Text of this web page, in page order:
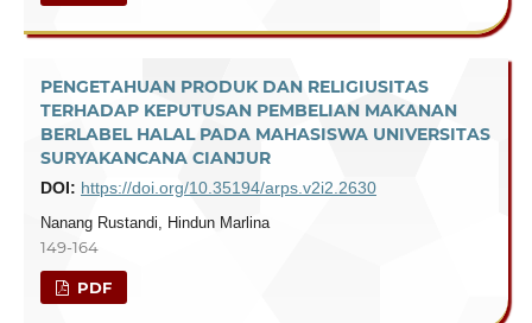
PENGETAHUAN PRODUK DAN RELIGIUSITAS
TERHADAP KEPUTUSAN PEMBELIAN MAKANAN
BERLABEL HALAL PADA MAHASISWA UNIVERSITAS
SURYAKANCANA CIANJUR
DOI: https://doi.org/10.35194/arps.v2i2.2630
Nanang Rustandi, Hindun Marlina
149-164
PDF